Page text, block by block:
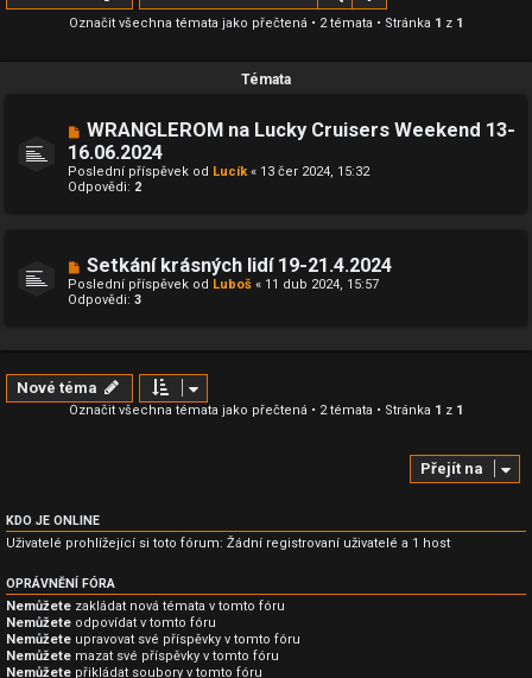
Označit všechna témata jako přečtená • 2 témata • Stránka 1 z 1
Témata
WRANGLEROM na Lucky Cruisers Weekend 13-
16.06.2024
Poslední příspěvek od Lucík« 13 čer 2024, 15:32
Odpovědi: 2
Setkání krásných lidí 19-21.4.2024
Poslední příspěvek od Luboš « 11 dub 2024, 15:57
Odpovědi: 3
Nové téma
Označit všechna témata jako přečtená • 2 témata • Stránka 1 z 1
Přejít na
KDO JE ONLINE
Uživatelé prohlížející si toto fórum: Žádní registrovaní uživatelé a 1 host
OPRÁVNĚNÍ FÓRA
Nemůžete zakládat nová témata v tomto fóru
Nemůžete odpovídat v tomto fóru
Nemůžete upravovat své příspěvky v tomto fóru
Nemůžete mazat své příspěvky v tomto fóru
Nemůžete přikládat soubory v tomto fóru